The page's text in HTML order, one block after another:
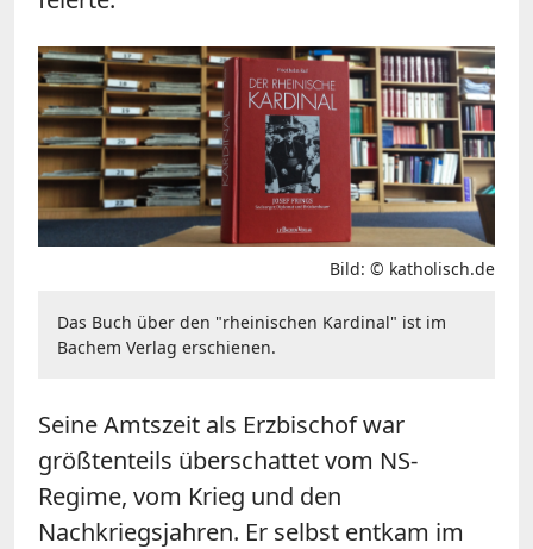
Bild: © katholisch.de
Das Buch über den "rheinischen Kardinal" ist im
Bachem Verlag erschienen.
Seine Amtszeit als Erzbischof war
größtenteils überschattet vom NS-
Regime, vom Krieg und den
Nachkriegsjahren. Er selbst entkam im